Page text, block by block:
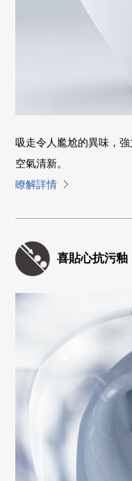
吸走令人尷尬的異味，
空氣清新。
瞭解詳情
喜貼心抗污釉